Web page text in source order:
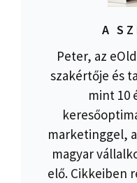
A
Peter, az
szakértője és
mint 10
marketinggel,
magyar
elő. Cikkeiben